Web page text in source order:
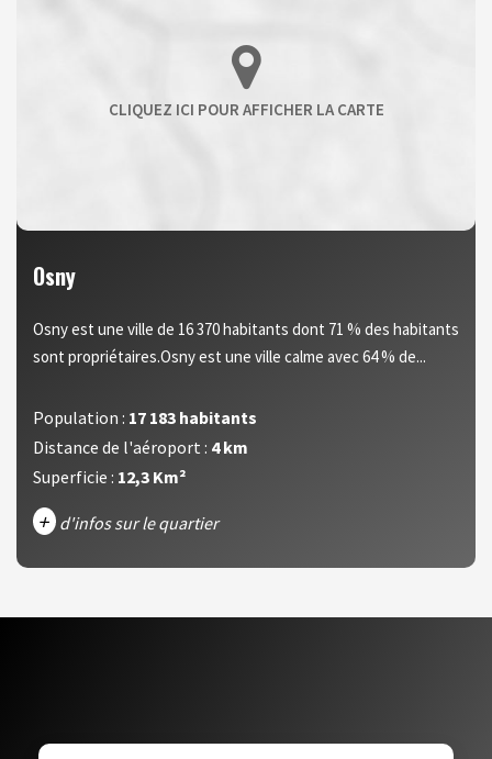
Osny
Osny est une ville de 16 370 habitants dont 71 % des habitants
sont propriétaires.Osny est une ville calme avec 64 % de...
Population : 17 183 habitants
Distance de l'aéroport : 4 km
Superficie : 12,3 Km²
+ d'infos sur le quartier